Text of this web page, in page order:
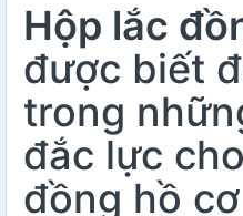
Hộp lắc
được biết
trong
đắc lực
đồng hồ